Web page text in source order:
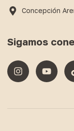
Concepción
Sigamos